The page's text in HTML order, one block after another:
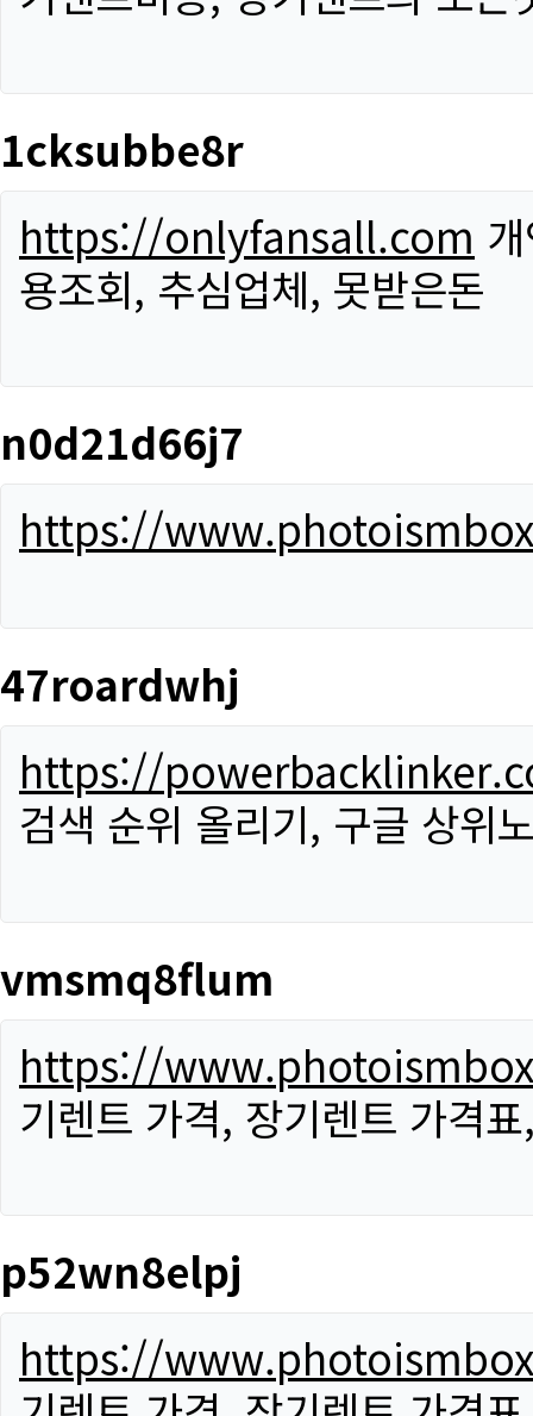
1cksubbe8r
https://onlyfansall.com
용조회, 추심업체, 못받은돈
n0d21d66j7
https://
47roardwhj
https://
검색 순위 올리기, 구글 상위
vmsmq8flum
https://
기렌트 가격, 장기렌트 가격
p52wn8elpj
https://